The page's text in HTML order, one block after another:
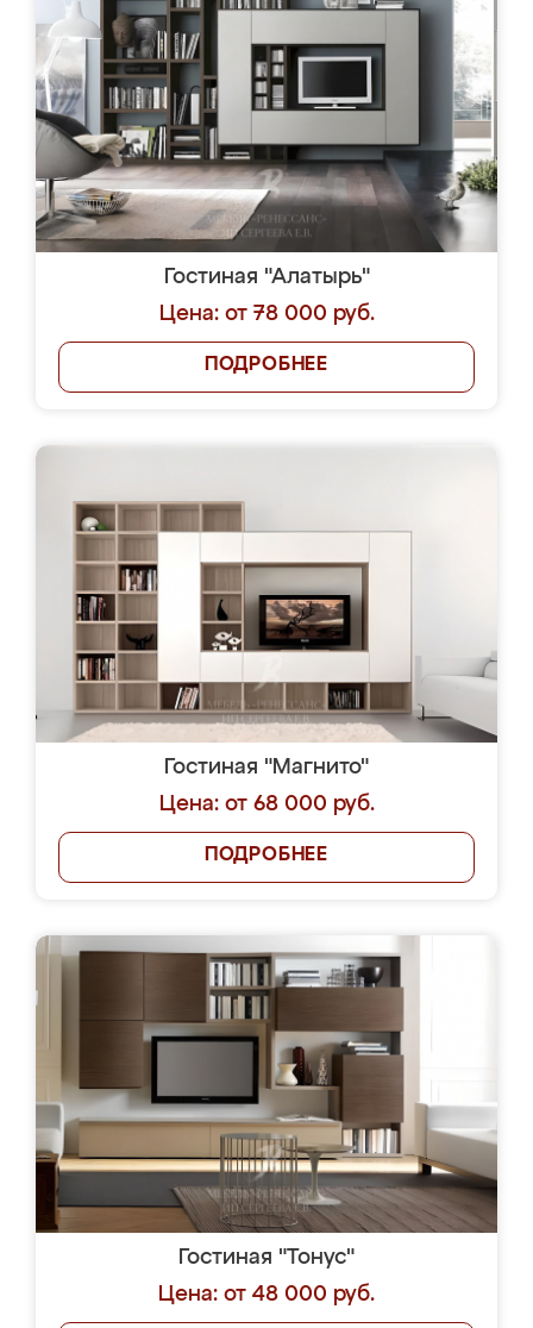
Гостиная "Алатырь"
Цена: от 78 000 руб.
ПОДРОБНЕЕ
Гостиная "Магнито"
Цена: от 68 000 руб.
ПОДРОБНЕЕ
Гостиная "Тонус"
Цена: от 48 000 руб.